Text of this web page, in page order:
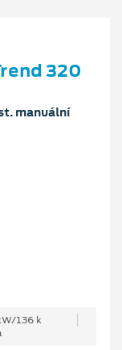
320
manuální
136 k